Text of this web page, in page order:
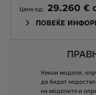
Цена од: 29.260 €
ПОВЕЌЕ
Некои модели,
да бидат
на моделите и